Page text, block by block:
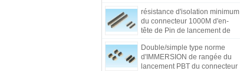
de Pin
résistance d'isolation minimum
du connecteur 1000M d'en-
tête de Pin de lancement de
Double/simple type norme
d'IMMERSION de rangée du
lancement PBT du connecteur